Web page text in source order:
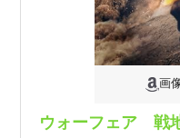
画
ウォーフェア 戦